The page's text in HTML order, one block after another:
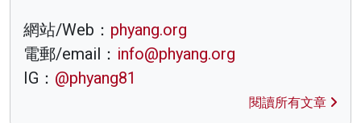
網站/Web： phyang.org
電郵/email： info@phyang.org
IG： @phyang81
閱讀所有文章